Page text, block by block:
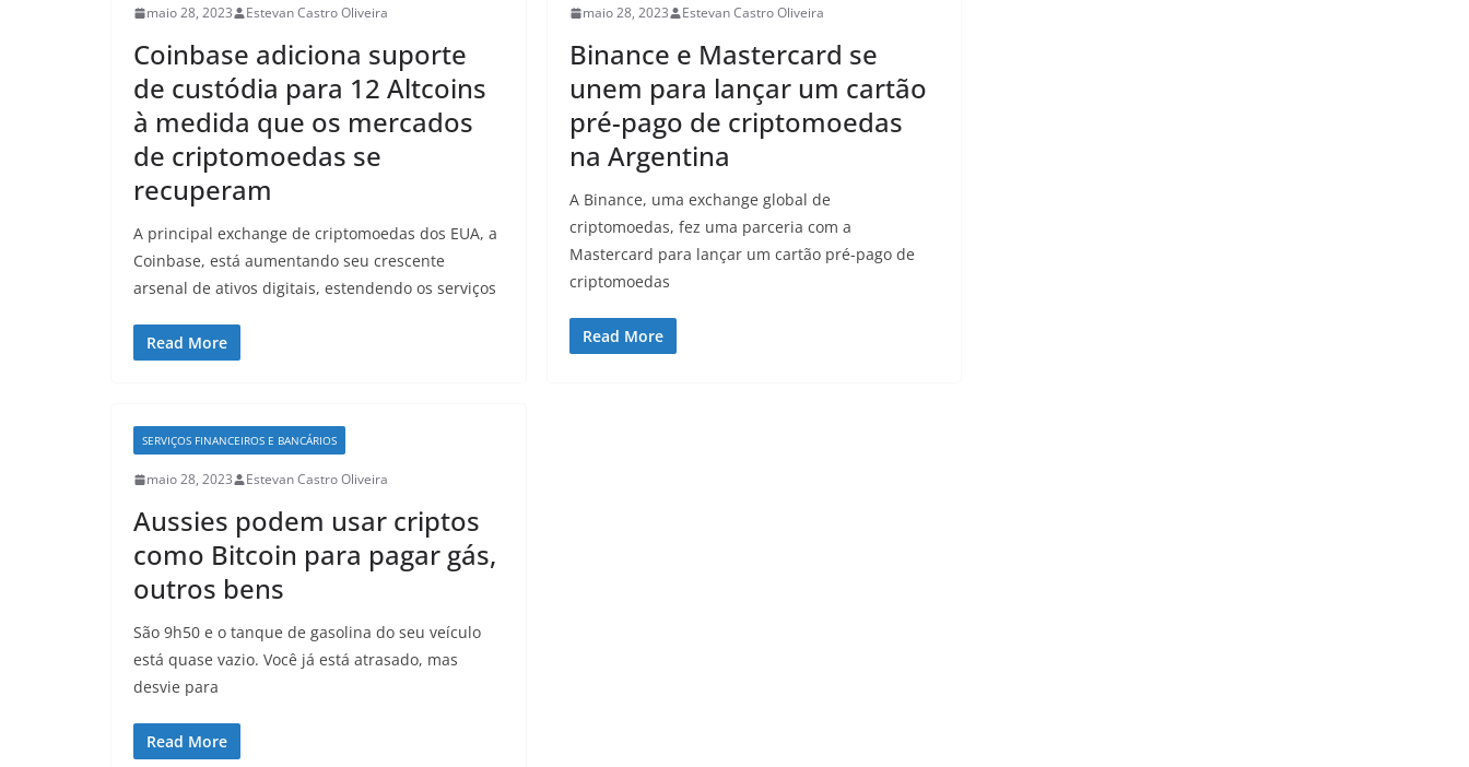
maio 28, 2023 Estevan Castro Oliveira
Coinbase adiciona suporte
de custódia para 12 Altcoins
à medida que os mercados
de criptomoedas se
recuperam
A principal exchange de criptomoedas dos EUA, a
Coinbase, está aumentando seu crescente
arsenal de ativos digitais, estendendo os serviços
Read More
maio 28, 2023 Estevan Castro Oliveira
Binance e Mastercard se
unem para lançar um cartão
pré-pago de criptomoedas
na Argentina
A Binance, uma exchange global de
criptomoedas, fez uma parceria com a
Mastercard para lançar um cartão pré-pago de
criptomoedas
Read More
SERVIÇOS FINANCEIROS E BANCÁRIOS
maio 28, 2023 Estevan Castro Oliveira
Aussies podem usar criptos
como Bitcoin para pagar gás,
outros bens
São 9h50 e o tanque de gasolina do seu veículo
está quase vazio. Você já está atrasado, mas
desvie para
Read More